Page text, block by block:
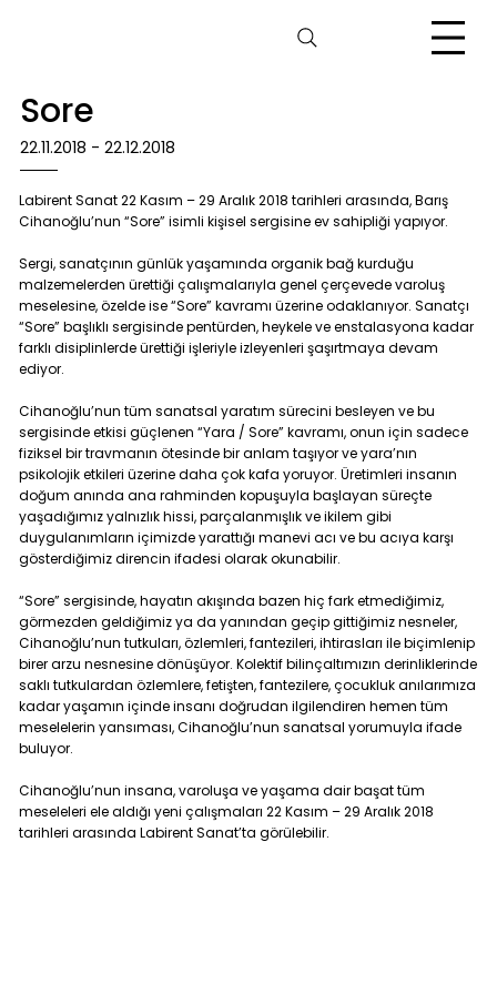
Sore
22.11.2018 - 22.12.2018
Labirent Sanat 22 Kasım – 29 Aralık 2018 tarihleri arasında, Barış
Cihanoğlu’nun “Sore” isimli kişisel sergisine ev sahipliği yapıyor.
Sergi, sanatçının günlük yaşamında organik bağ kurduğu
malzemelerden ürettiği çalışmalarıyla genel çerçevede varoluş
meselesine, özelde ise “Sore” kavramı üzerine odaklanıyor. Sanatçı
“Sore” başlıklı sergisinde pentürden, heykele ve enstalasyona kadar
farklı disiplinlerde ürettiği işleriyle izleyenleri şaşırtmaya devam
ediyor.
Cihanoğlu’nun tüm sanatsal yaratım sürecini besleyen ve bu
sergisinde etkisi güçlenen “Yara / Sore” kavramı, onun için sadece
fiziksel bir travmanın ötesinde bir anlam taşıyor ve yara’nın
psikolojik etkileri üzerine daha çok kafa yoruyor. Üretimleri insanın
doğum anında ana rahminden kopuşuyla başlayan süreçte
yaşadığımız yalnızlık hissi, parçalanmışlık ve ikilem gibi
duygulanımların içimizde yarattığı manevi acı ve bu acıya karşı
gösterdiğimiz direncin ifadesi olarak okunabilir.
“Sore” sergisinde, hayatın akışında bazen hiç fark etmediğimiz,
görmezden geldiğimiz ya da yanından geçip gittiğimiz nesneler,
Cihanoğlu’nun tutkuları, özlemleri, fantezileri, ihtirasları ile biçimlenip
birer arzu nesnesine dönüşüyor. Kolektif bilinçaltımızın derinliklerinde
saklı tutkulardan özlemlere, fetişten, fantezilere, çocukluk anılarımıza
kadar yaşamın içinde insanı doğrudan ilgilendiren hemen tüm
meselelerin yansıması, Cihanoğlu’nun sanatsal yorumuyla ifade
buluyor.
Cihanoğlu’nun insana, varoluşa ve yaşama dair başat tüm
meseleleri ele aldığı yeni çalışmaları 22 Kasım – 29 Aralık 2018
tarihleri arasında Labirent Sanat’ta görülebilir.